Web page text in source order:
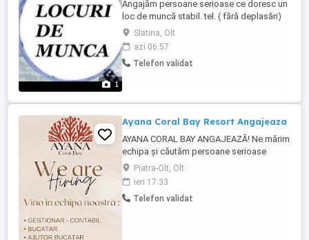
1
Angajăm persoane serioase ce doresc un
loc de muncă stabil. tel. ( fără deplasări)
Slatina, Olt
azi 06:57
Telefon validat
Ayana Coral Bay Resort Angajeaza
AYANA CORAL BAY ANGAJEAZĂ! Ne mărim
echipa și căutăm persoane serioase
pentru următoarele posturi: Bucătar Ajutor
bucătar Barman Ajutor barman Ospătar
Ajutor ospătar Gestionar - Contabil (cu
specializare HoReCa) Dacă vrei să faci
Piatra-Olt, Olt
ieri 17:33
Telefon validat